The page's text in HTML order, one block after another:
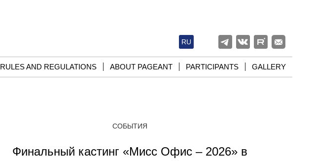
RU
RULES AND REGULATIONS ABOUT PAGEANT PARTICIPANTS GALLERY
СОБЫТИЯ
Финальный кастинг «Мисс Офис – 2026» в